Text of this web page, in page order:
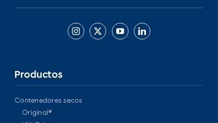
Productos
Contenedores secos
Original®